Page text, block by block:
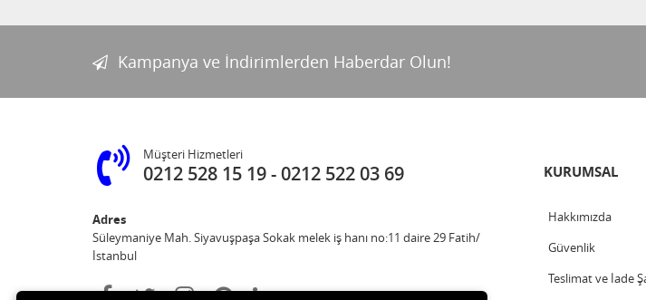
Kampanya ve İndirimlerden Haberdar Olun!
Müşteri Hizmetleri
0212 528 15 19 0212 522 03 69
Adres
Süleymaniye Mah. Siyavuşpaşa Sokak melek iş hanı no:11 daire 29 Fatih/
İstanbul
KURUMSAL
Hakkımızda
Güvenlik
Teslimat ve İade